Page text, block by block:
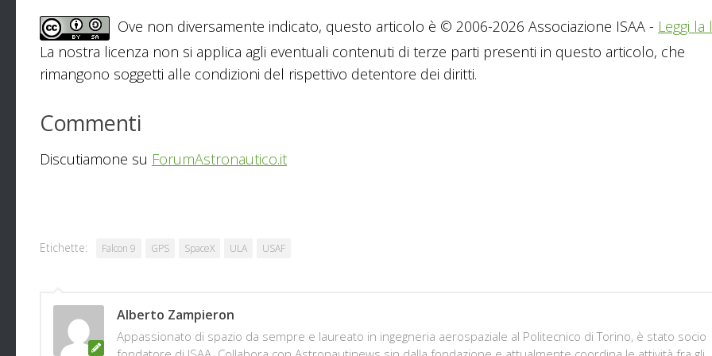
Ove non diversamente indicato, questo articolo è © 2006-2026 Associazione ISAA - Leggi la
La nostra licenza non si applica agli eventuali contenuti di terze parti presenti in questo articolo, che
rimangono soggetti alle condizioni del rispettivo detentore dei diritti.
Commenti
Discutiamone su ForumAstronautico.it
Etichette: Falcon 9 GPS SpaceX ULA USAF
Alberto Zampieron
Appassionato di spazio da sempre e laureato in ingegneria aerospaziale al Politecnico di Torino, è stato socio